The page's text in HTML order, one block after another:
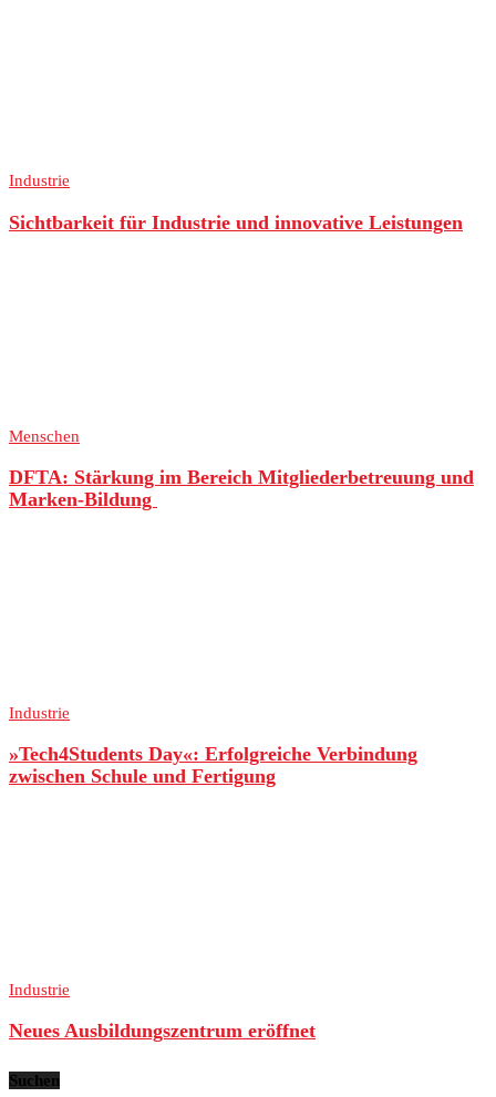
Industrie
Sichtbarkeit für Industrie und innovative Leistungen
Menschen
DFTA: Stärkung im Bereich Mitgliederbetreuung und
Marken-Bildung
Industrie
»Tech4Students Day«: Erfolgreiche Verbindung
zwischen Schule und Fertigung
Industrie
Neues Ausbildungszentrum eröffnet
Suchen